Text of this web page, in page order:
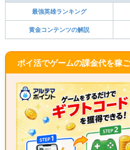
最強英雄ランキング
黄金コンテンツの解説
ポイ活でゲームの課金代を稼ご